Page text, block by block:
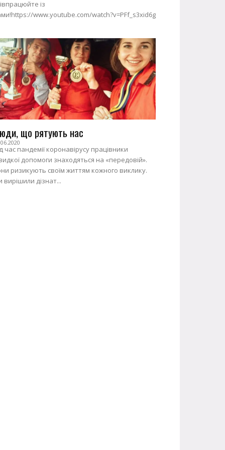
із
www.youtube.com/watch?v=PFf_s3xid6g
що рятують нас
час пандемії коронавірусу працівники
допомоги знаходяться на «передовій».
ризикують своїм життям кожного виклику.
вирішили дізнат...